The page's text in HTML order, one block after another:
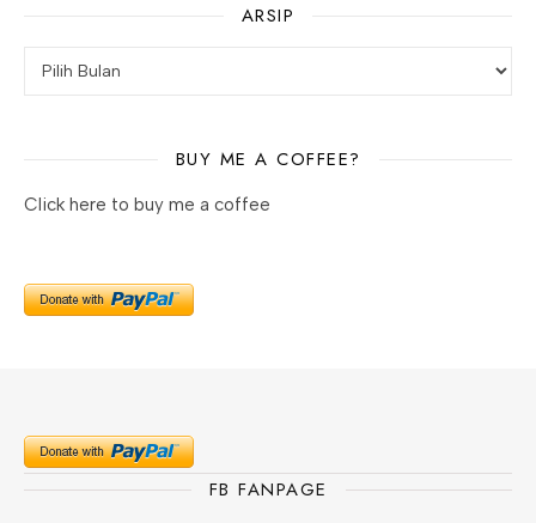
ARSIP
BUY ME A COFFEE?
Click here to buy me a coffee
FB FANPAGE